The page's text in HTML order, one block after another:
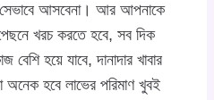
সেভাবে আসবেনা। আর আপনাকে
খরচ করতে হবে, সব দিক
হয়ে যাবে, দানাদার খাবার
অনেক হবে লাভের পরিমাণ খুবই